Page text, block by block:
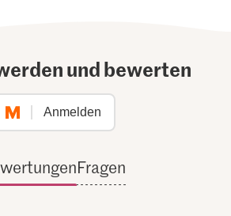
und bewerten
Anmelden
Fragen